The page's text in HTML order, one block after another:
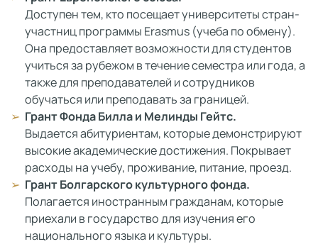
Доступен тем, кто посещает университеты стран-
участниц программы Erasmus (учеба по обмену).
Она предоставляет возможности для студентов
учиться за рубежом в течение семестра или года, а
также для преподавателей и сотрудников
обучаться или преподавать за границей.
Грант Фонда Билла и Мелинды Гейтс.
Выдается абитуриентам, которые демонстрируют
высокие академические достижения. Покрывает
расходы на учебу, проживание, питание, проезд.
Грант Болгарского культурного фонда.
Полагается иностранным гражданам, которые
приехали в государство для изучения его
национального языка и культуры.